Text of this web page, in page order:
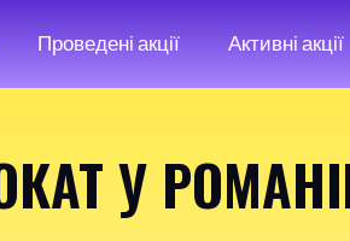
Проведені акції Активні акції
У